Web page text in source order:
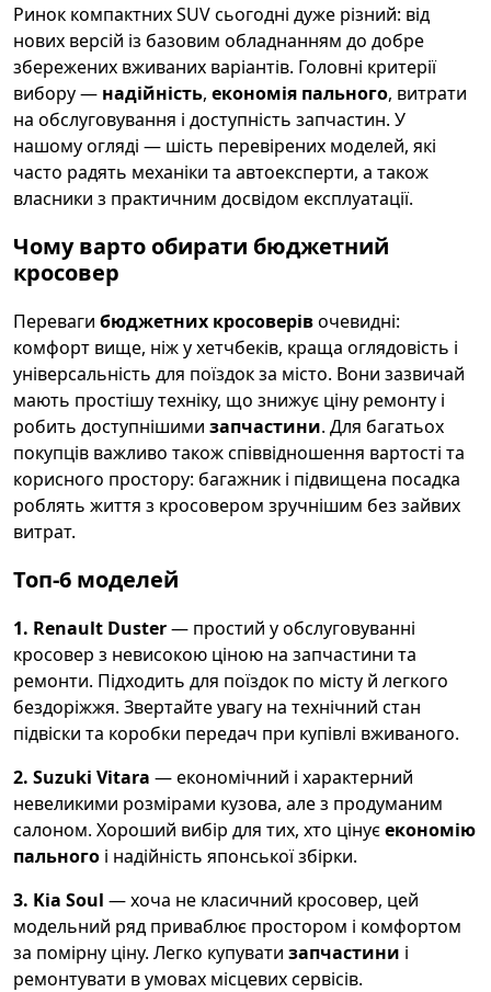
Ринок компактних SUV сьогодні дуже різний: від
нових версій із базовим обладнанням до добре
збережених вживаних варіантів. Головні критерії
вибору — надійність, економія пального, витрати
на обслуговування і доступність запчастин. У
нашому огляді — шість перевірених моделей, які
часто радять механіки та автоексперти, а також
власники з практичним досвідом експлуатації.
Чому варто обирати бюджетний
кросовер
Переваги бюджетних кросоверівочевидні:
комфорт вище, ніж у хетчбеків, краща оглядовість і
універсальність для поїздок за місто. Вони зазвичай
мають простішу техніку, що знижує ціну ремонту і
робить доступнішими запчастини. Для багатьох
покупців важливо також співвідношення вартості та
корисного простору: багажник і підвищена посадка
роблять життя з кросовером зручнішим без зайвих
витрат.
Топ-6 моделей
1. Renault Duster— простий у обслуговуванні
кросовер з невисокою ціною на запчастини та
ремонти. Підходить для поїздок по місту й легкого
бездоріжжя. Звертайте увагу на технічний стан
підвіски та коробки передач при купівлі вживаного.
2. Suzuki Vitara — економічний і характерний
невеликими розмірами кузова, але з продуманим
салоном. Хороший вибір для тих, хто цінуєекономію
пального і надійність японської збірки.
3. Kia Soul — хоча не класичний кросовер, цей
модельний ряд приваблює простором і комфортом
за помірну ціну. Легко купувати запчастини і
ремонтувати в умовах місцевих сервісів.